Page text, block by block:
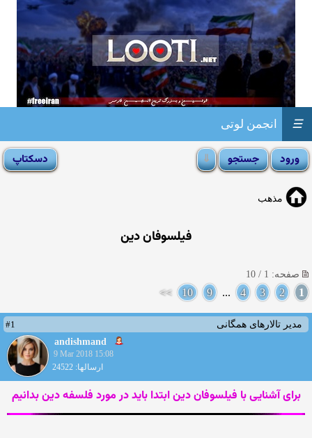
انجمن لوتی ☰
مذهب
فیلسوفان دین
صفحه: 1 / 10
1
2
3
4
...
9
10
>>
مدیر تالارهای همگانی
#1
andishmand
9 Mar 2018 15:08
ارسالها: 24522
برای آشنایی با فیلسوفان دین ابتدا باید در مورد فلسفه دین بدانیم